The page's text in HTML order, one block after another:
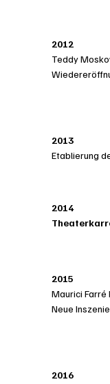
2012
Teddy
2013
Etablierung
2014
2015
Maurici
Neue
2016